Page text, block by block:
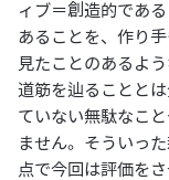
ィブ＝創造的であ
あることを、作り
見たことのあるよ
道筋を辿ることと
ていない無駄なこ
ません。そういっ
点で今回は評価を